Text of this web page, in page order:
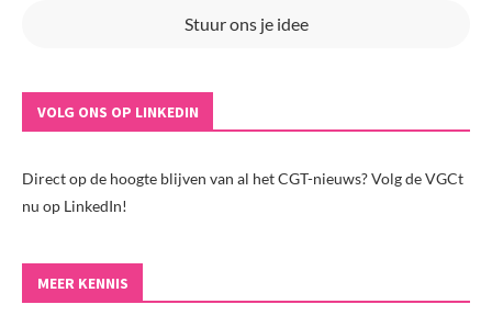
Stuur ons je idee
VOLG ONS OP LINKEDIN
Direct op de hoogte blijven van al het CGT-nieuws? Volg de VGCt
nu op LinkedIn!
MEER KENNIS